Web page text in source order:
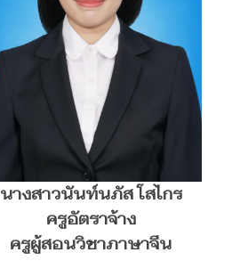
นางสาวนันท์นภัส โสไกร
ครูอัตราจ้าง
ครูผู้สอนวิชาภาษาจีน